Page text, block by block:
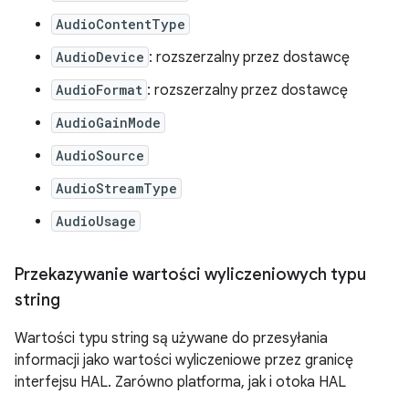
AudioContentType
AudioDevice : rozszerzalny przez dostawcę
AudioFormat : rozszerzalny przez dostawcę
AudioGainMode
AudioSource
AudioStreamType
AudioUsage
Przekazywanie wartości wyliczeniowych typu
string
Wartości typu string są używane do przesyłania
informacji jako wartości wyliczeniowe przez granicę
interfejsu HAL. Zarówno platforma, jak i otoka HAL